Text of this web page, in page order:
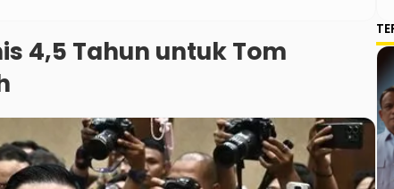
4,5 Tahun untuk Tom